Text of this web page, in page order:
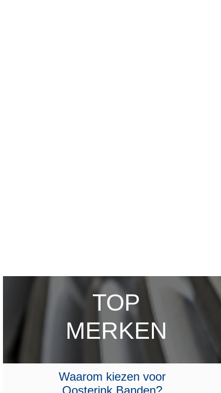
TOP
MERKEN
Waarom kiezen voor
Oosterink Banden?